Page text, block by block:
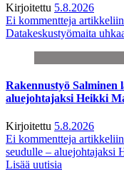
Kirjoitettu 5.8.2026
Ei kommentteja
Datakeskustyömaita
Rakennustyö Salminen
aluejohtajaksi Heikki
Kirjoitettu 5.8.2026
Ei kommentteja
seudulle – aluejohtajaksi
Lisää uutisia